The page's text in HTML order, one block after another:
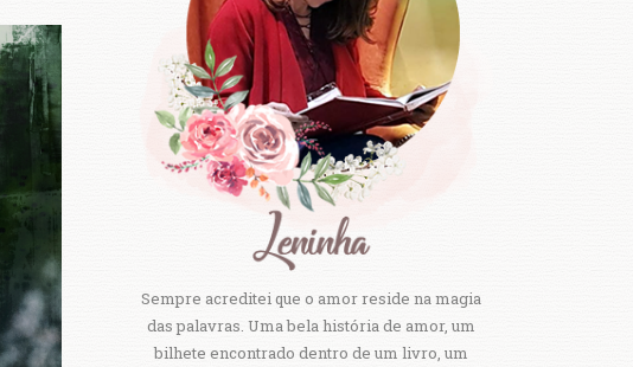
Sempre acreditei que o amor reside na magia
das palavras. Uma bela história de amor, um
bilhete encontrado dentro de um livro, um